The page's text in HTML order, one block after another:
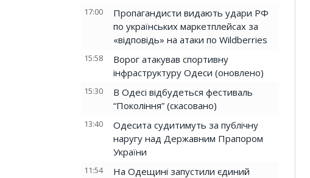
17:00
Пропагандисти видають удари РФ
по українських маркетплейсах за
«відповідь» на атаки по Wildberries
15:58
Ворог атакував спортивну
інфраструктуру Одеси (оновлено)
15:30
В Одесі відбудеться фестиваль
“Покоління” (скасовано)
13:40
Одесита судитимуть за публічну
наругу над Державним Прапором
України
11:54
На Одещині запустили єдиний